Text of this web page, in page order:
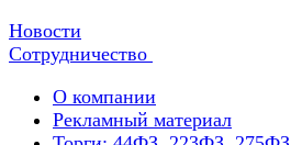
Новости
Сотрудничество
О компании
Рекламный материал